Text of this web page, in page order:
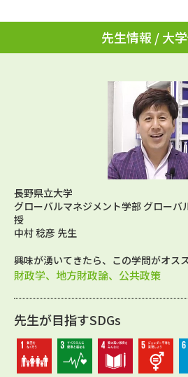
先生情報 / 大
長野県立大学
グローバルマネジメント学部 グローバ
授
中村 稔彦 先生
興味が湧いてきたら、この学問がオス
財政学、地方財政論、公共政策
先生が目指すSDGs